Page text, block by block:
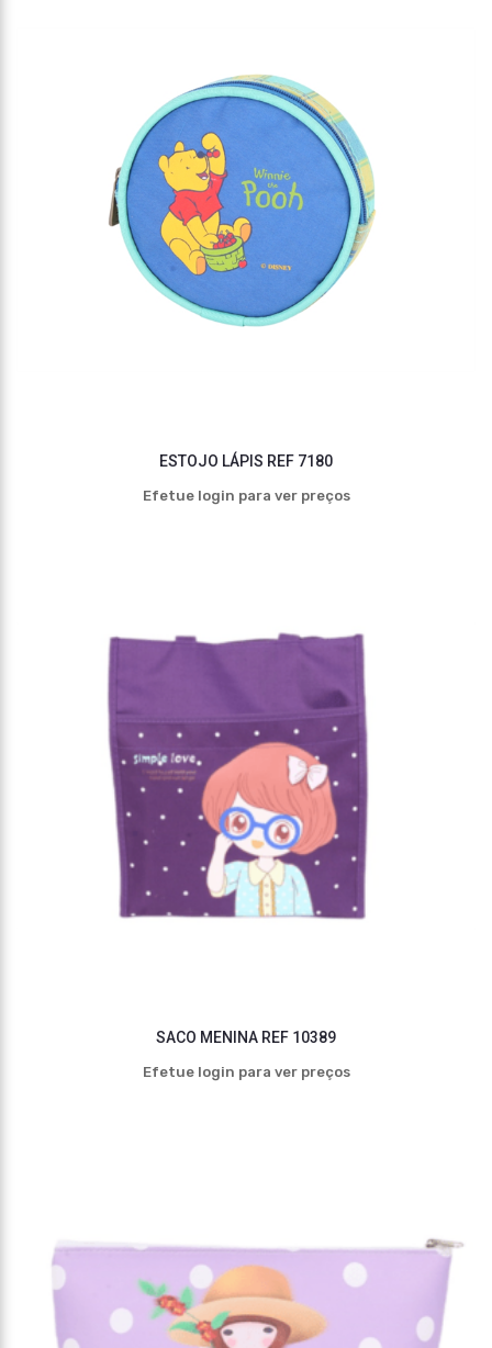
ESTOJO LÁPIS REF 7180
Efetue login para ver preços
SACO MENINA REF 10389
Efetue login para ver preços